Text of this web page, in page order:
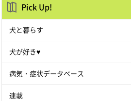
Pick Up!
犬と暮らす
犬が好き♥
病気・症状データベース
連載